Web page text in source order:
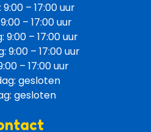
– 17:00 uur
– 17:00 uur
9:00 – 17:00 uur
9:00 – 17:00 uur
– 17:00 uur
gesloten
gesloten